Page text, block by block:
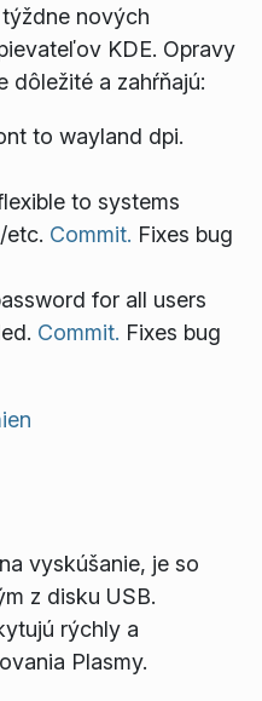
nových
KDE. Opravy
dôležité a zahŕňajú:
to wayland dpi.
to systems
etc. Commit. Fixes bug
for all users
Commit. Fixes bug
vyskúšanie, je so
z disku USB.
rýchly a
Plasmy.